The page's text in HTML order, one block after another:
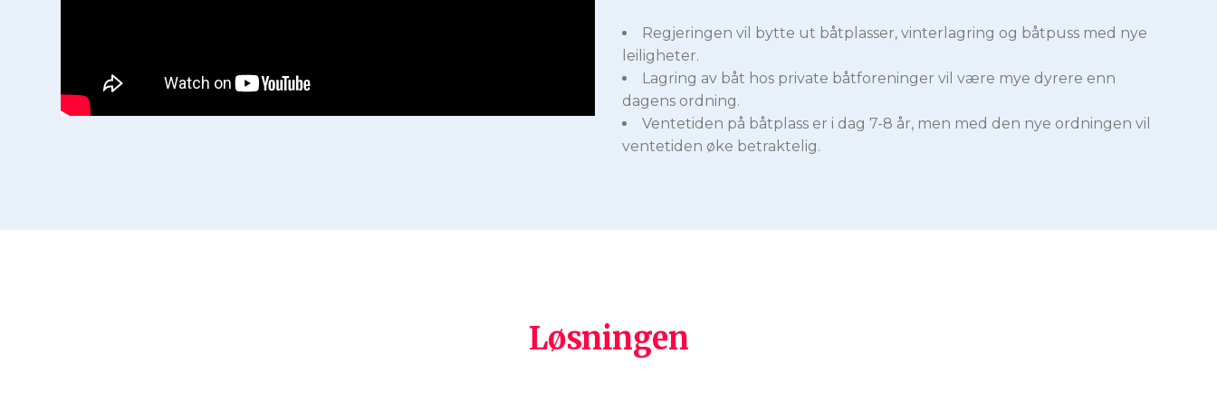
Regjeringen vil bytte ut båtplasser, vinterlagring og båtpuss med nye
leiligheter.
Lagring av båt hos private båtforeninger vil være mye dyrere enn
dagens ordning.
Ventetiden på båtplass er i dag 7-8 år, men med den nye ordningen vil
ventetiden øke betraktelig.
Løsningen